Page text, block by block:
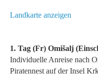
Landkarte anzeigen
1. Tag (Fr) Omišalj
Individuelle Anreise nach
Piratennest auf der Insel